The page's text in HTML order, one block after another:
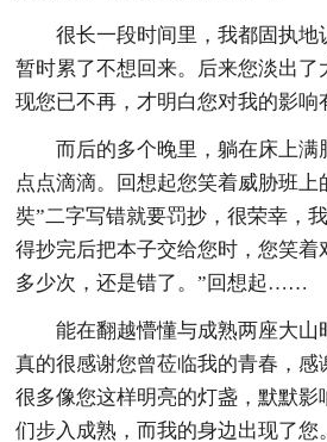
很长一段时间里，我都固执地
暂时累了不想回来。后来您淡出了
现您已不再，才明白您对我的影响
而后的多个晚里，躺在床上满
点点滴滴。回想起您笑着威胁班上
奘”二字写错就要罚抄，很荣幸，
得抄完后把本子交给您时，您笑着
多少次，还是错了。”回想起……
能在翻越懵懂与成熟两座大山
真的很感谢您曾莅临我的青春，感
很多像您这样明亮的灯盏，默默影
们步入成熟，而我的身边出现了您